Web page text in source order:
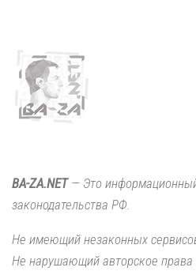
BA-ZA.NET— Это
законодательства РФ.
Не имеющий незаконных
Не нарушающий авторское права